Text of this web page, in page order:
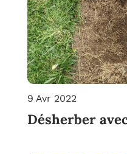
Désherber
9 Avr 2022